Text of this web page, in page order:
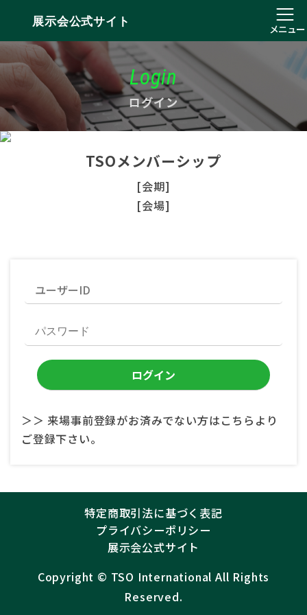
展示会公式サイト
メニュー
Login
ログイン
TSOメンバーシップ
[会期]
[会場]
＞＞ 来場事前登録がお済みでない方はこちらより
ご登録下さい。
特定商取引法に基づく表記
プライバシーポリシー
展示会公式サイト
Copyright ©︎ TSO International All Rights
Reserved.